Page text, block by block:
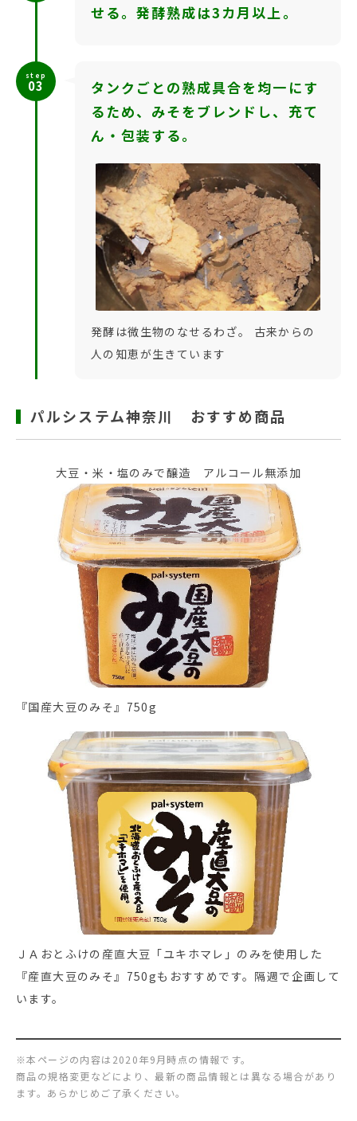
せる。発酵熟成は3カ月以上。
step
03
タンクごとの熟成具合を均一にす
るため、みそをブレンドし、充て
ん・包装する。
発酵は微生物のなせるわざ。 古来からの
人の知恵が生きています
パルシステム神奈川 おすすめ商品
大豆・米・塩のみで醸造 アルコール無添加
『国産大豆のみそ』750g
ＪＡおとふけの産直大豆「ユキホマレ」のみを使用した
『産直大豆のみそ』750gもおすすめです。隔週で企画して
います。
※本ページの内容は2020年9月時点の情報です。
商品の規格変更などにより、最新の商品情報とは異なる場合があり
ます。あらかじめご了承ください。